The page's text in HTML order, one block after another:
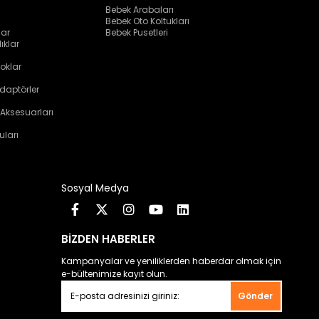
Bebek Arabaları
Bebek Oto Koltukları
Bebek Pusetleri
Sosyal Medya
BİZDEN HABERLER
Kampanyalar ve yeniliklerden haberdar olmak için
e-bültenimize kayıt olun.
Gönder